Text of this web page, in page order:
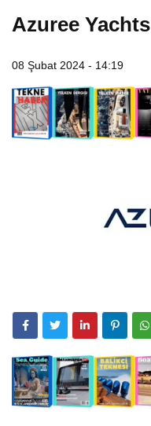
Azuree Yachts
08 Şubat 2024 - 14:19